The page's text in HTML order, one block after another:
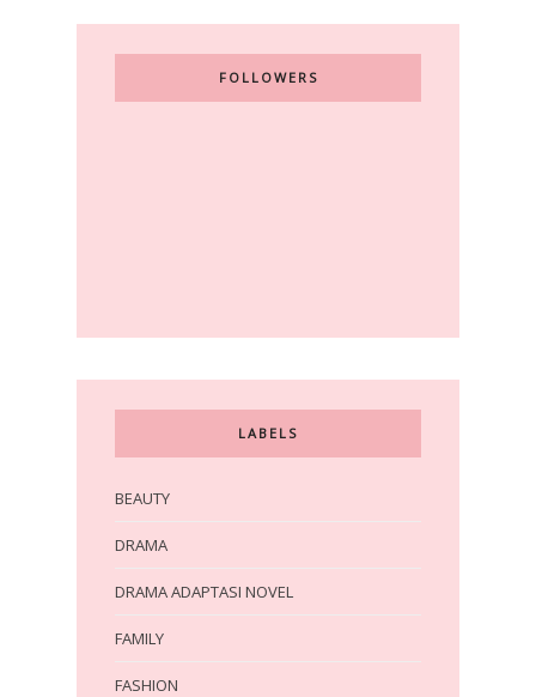
FOLLOWERS
LABELS
BEAUTY
DRAMA
DRAMA ADAPTASI NOVEL
FAMILY
FASHION